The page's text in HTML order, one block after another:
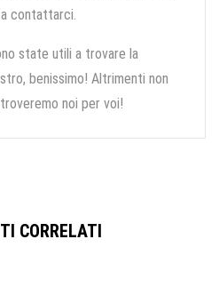
contattarci.
state utili a trovare la
benissimo! Altrimenti non
noi per voi!
CORRELATI